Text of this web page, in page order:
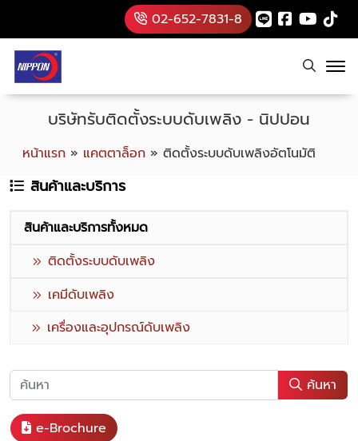
02-652-7831-8
หน้าแรก » แคตตาล็อก » ติดตั้งระบบดับเพลิงอัตโนมัติ
บริษัทรับติดตั้งระบบดับเพลิง - นิปปอน
สินค้าและบริการ
สินค้าและบริการทั้งหมด
ติดตั้งระบบดับเพลิง
เคมีดับเพลิง
เครื่องและอุปกรณ์ดับเพลิง
ค้นหา
e-Brochure